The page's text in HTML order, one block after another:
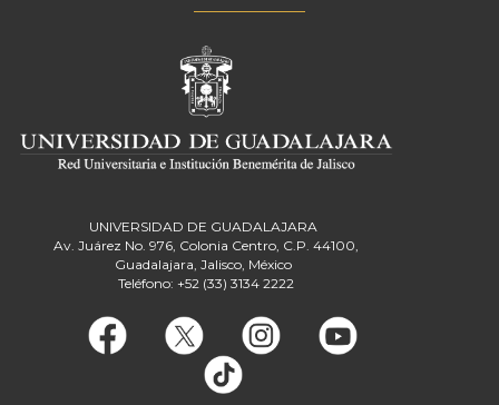
UNIVERSIDAD DE GUADALAJARA
Av. Juárez No. 976, Colonia Centro, C.P. 44100,
Guadalajara, Jalisco, México
Teléfono: +52 (33) 3134 2222